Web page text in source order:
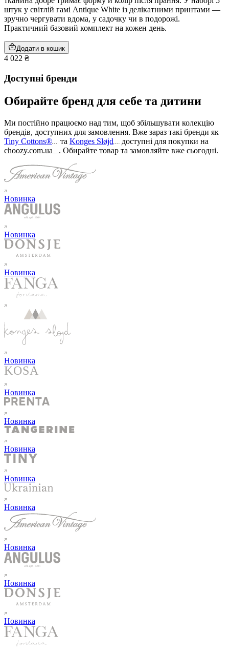
штук у світлій гамі Antique White із делікатними принтами —
зручно чергувати вдома, у садочку чи в подорожі.
Практичний базовий комплект на кожен день.
Додати в кошик
4 022 ₴
Доступні бренди
Обирайте бренд для себе та дитини
Ми постійно працюємо над тим, щоб збільшувати колекцію
брендів, доступних для замовлення. Вже зараз такі бренди як
Tiny Cottons®
та Konges Sløjd
доступні для покупки на
choozy.com.ua
. Обирайте товар та замовляйте вже сьогодні.
Новинка
Новинка
Новинка
Новинка
Новинка
Новинка
Новинка
Новинка
Новинка
Новинка
Новинка
Новинка